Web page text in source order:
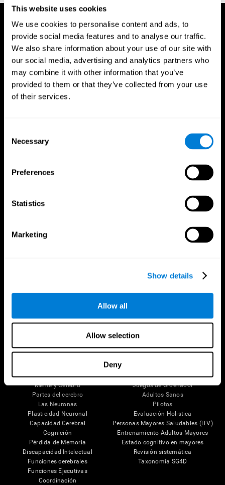
This website uses cookies
We use cookies to personalise content and ads, to
provide social media features and to analyse our traffic.
We also share information about your use of our site with
our social media, advertising and analytics partners who
may combine it with other information that you’ve
provided to them or that they’ve collected from your use
of their services.
Selection
Necessary
Preferences
Statistics
Marketing
Show details
Allow all
Allow selection
Deny
Síguenos en
El Cerebro Humano
Mente y Cerebro
Partes del cerebro
Las Neuronas
Plasticidad Neuronal
Capacidad Cerebral
Cognición
Pérdida de Memoria
Discapacidad Intelectual
Funciones cerebrales
Funciones Ejecutivas
Coordinación
Validación de las Terapias Digitales
Juegos de Ordenador
Adultos Sanos
Pilotos
Evaluación Holistica
Personas Mayores Saludables (iTV)
Entrenamiento Adultos Mayores
Estado cognitivo en mayores
Revisión sistemática
Taxonomía SG4D